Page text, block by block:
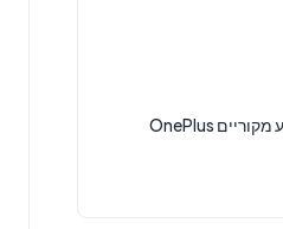
החלפת מסך LCD+מגע מקוריים OnePlus